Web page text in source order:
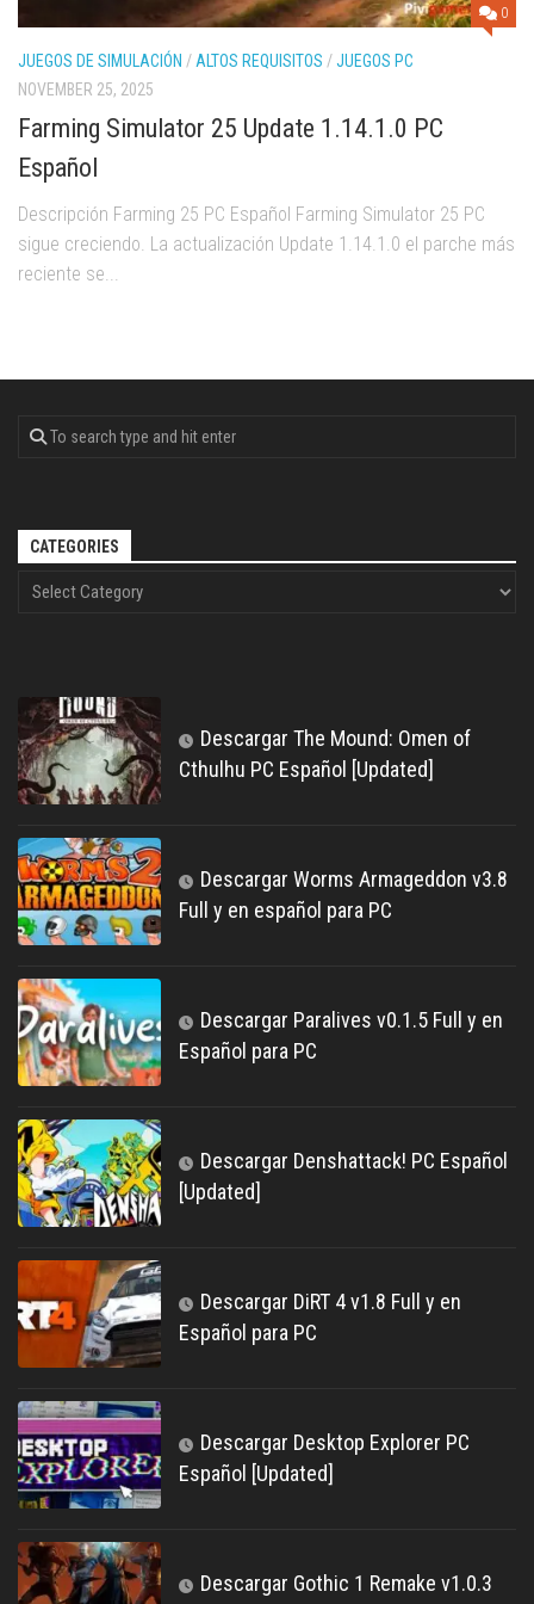
0
JUEGOS DE SIMULACIÓN / ALTOS REQUISITOS /JUEGOS PC
NOVEMBER 25, 2025
Farming Simulator 25 Update 1.14.1.0 PC
Español
Descripción Farming 25 PC Español Farming Simulator 25 PC
sigue creciendo. La actualización Update 1.14.1.0 el parche más
reciente se...
CATEGORIES
Descargar The Mound: Omen of
Cthulhu PC Español [Updated]
Descargar Worms Armageddon v3.8
Full y en español para PC
Descargar Paralives v0.1.5 Full y en
Español para PC
Descargar Denshattack! PC Español
[Updated]
Descargar DiRT 4 v1.8 Full y en
Español para PC
Descargar Desktop Explorer PC
Español [Updated]
Descargar Gothic 1 Remake v1.0.3